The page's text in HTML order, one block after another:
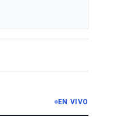
EN VIVO